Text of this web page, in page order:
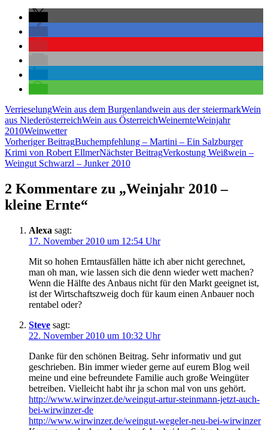
VerrieselungWein aus dem Burgenlandwein aus der steiermarkWein
aus NiederösterreichWein aus ÖsterreichWeinernteWeinjahr
2010Weinwetter
Beitragsnavigation
Vorheriger BeitragBuchempfehlung – Martini – Ein Salzburger
Krimi von Robert EllmerNächster BeitragVerkostung Weißwein –
Weingut Schwarzl – Junker 2010
2 Kommentare zu „Weinjahr 2010 –
kleine Ernte“
Alexa sagt:
17. November 2010 um 12:54 Uhr
Mit so hohen Erntausfällen hätte ich aber nicht gerechnet,
man oh man, wie lassen sich die denn wieder wett machen?
Wenn die Hälfte des Anbaus nicht für den Markt geeignet ist,
ist der Wirtschaftszweig doch für kaum einen Anbauer noch
rentabel oder?
Steve sagt:
22. November 2010 um 10:32 Uhr
Danke für den schönen Beitrag. Sehr informativ und gut
geschrieben. Bin immer wieder gerne auf eurem Blog weil
meine und eine befreundete Familie auch große Weingüter
betreiben. Vielleicht habt ihr ja schon mal von uns gehört.
http://www.wirwinzer.de/weingut-artur-steinmann-jetzt-auch-
bei-wirwinzer-de
http://www.wirwinzer.de/weingut-wegeler-neu-bei-wirwinzer